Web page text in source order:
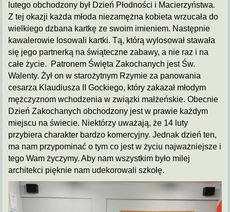
lutego obchodzony był Dzień Płodności i Macierzyństwa.
Z tej okazji każda młoda niezamężna kobieta wrzucała do
wielkiego dzbana kartkę ze swoim imieniem. Następnie
kawalerowie losowali kartki. Tą, którą wylosował stawała
się jego partnerką na świąteczne zabawy, a nie raz i na
całe życie. Patronem Święta Zakochanych jest Św.
Walenty. Żył on w starożytnym Rzymie za panowania
cesarza Klaudiusza II Gockiego, który zakazał młodym
mężczyznom wchodzenia w związki małżeńskie. Obecnie
Dzień Zakochanych obchodzony jest w prawie każdym
miejscu na świecie. Niektórzy uważają, że 14 luty
przybiera charakter bardzo komercyjny. Jednak dzień ten,
ma nam przypominać o tym co jest w życiu najważniejsze i
tego Wam życzymy. Aby nam wszystkim było milej
architekci pięknie nam udekorowali szkołę.